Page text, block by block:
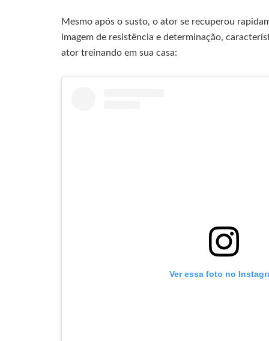
Mesmo após o susto, o ator se recuperou
imagem de resistência e determinação,
ator treinando em sua casa:
Ver essa foto no